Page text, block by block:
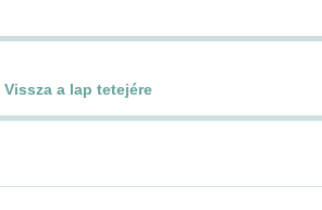
Vissza a lap tetejére